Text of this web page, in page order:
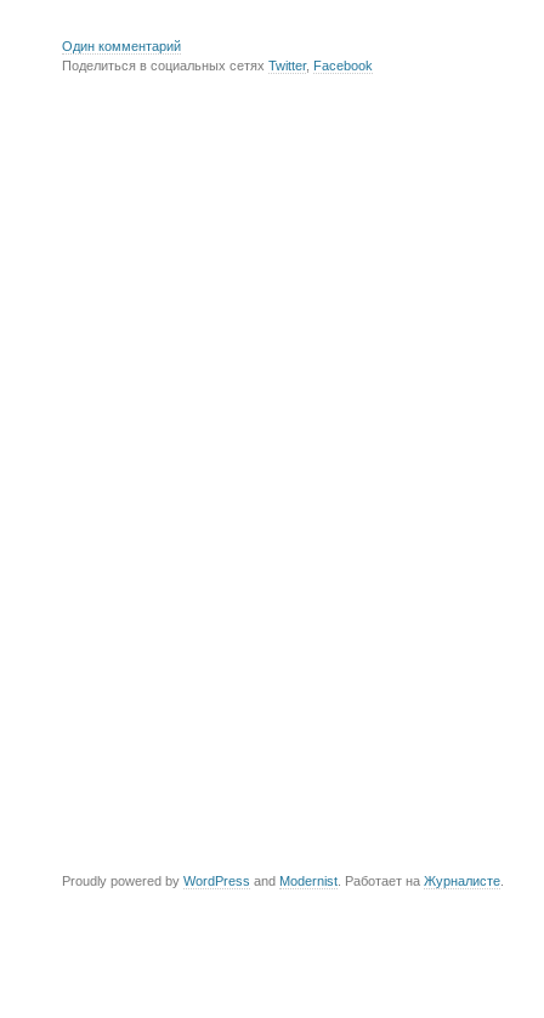
Один комментарий
Поделиться в социальных сетях Twitter, Facebook
Proudly powered by WordPress and Modernist . Работает на Журналисте